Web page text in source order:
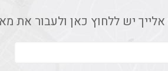
יש ללחוץ כאן ולעבור את